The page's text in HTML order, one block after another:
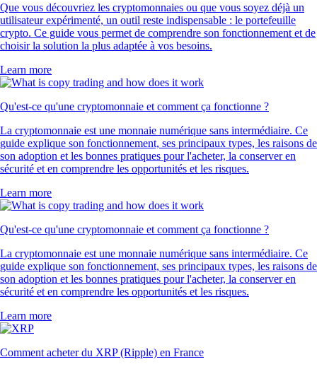
Que vous découvriez les cryptomonnaies ou que vous soyez déjà un
utilisateur expérimenté, un outil reste indispensable : le portefeuille
crypto. Ce guide vous permet de comprendre son fonctionnement et de
choisir la solution la plus adaptée à vos besoins.
Learn more
Qu'est-ce qu'une cryptomonnaie et comment ça fonctionne ?
La cryptomonnaie est une monnaie numérique sans intermédiaire. Ce
guide explique son fonctionnement, ses principaux types, les raisons de
son adoption et les bonnes pratiques pour l'acheter, la conserver en
sécurité et en comprendre les opportunités et les risques.
Learn more
Qu'est-ce qu'une cryptomonnaie et comment ça fonctionne ?
La cryptomonnaie est une monnaie numérique sans intermédiaire. Ce
guide explique son fonctionnement, ses principaux types, les raisons de
son adoption et les bonnes pratiques pour l'acheter, la conserver en
sécurité et en comprendre les opportunités et les risques.
Learn more
Comment acheter du XRP (Ripple) en France